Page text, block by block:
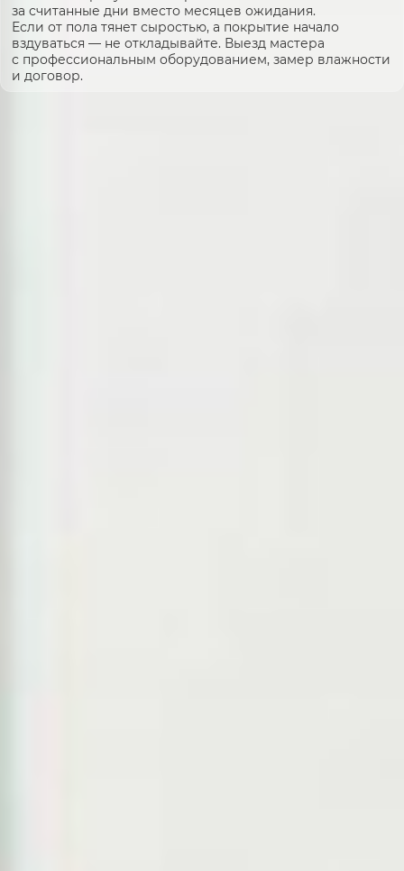
за считанные дни вместо месяцев ожидания.
Если от пола тянет сыростью, а покрытие начало
вздуваться — не откладывайте. Выезд мастера
с профессиональным оборудованием, замер влажности
и договор.